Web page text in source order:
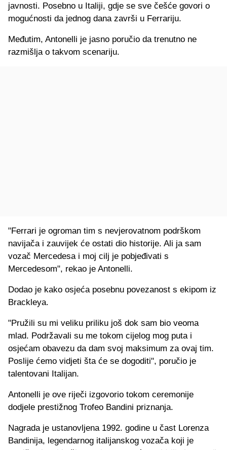
javnosti. Posebno u Italiji, gdje se sve češće govori o
mogućnosti da jednog dana završi u Ferrariju.
Međutim, Antonelli je jasno poručio da trenutno ne
razmišlja o takvom scenariju.
"Ferrari je ogroman tim s nevjerovatnom podrškom
navijača i zauvijek će ostati dio historije. Ali ja sam
vozač Mercedesa i moj cilj je pobjeđivati s
Mercedesom", rekao je Antonelli.
Dodao je kako osjeća posebnu povezanost s ekipom iz
Brackleya.
"Pružili su mi veliku priliku još dok sam bio veoma
mlad. Podržavali su me tokom cijelog mog puta i
osjećam obavezu da dam svoj maksimum za ovaj tim.
Poslije ćemo vidjeti šta će se dogoditi", poručio je
talentovani Italijan.
Antonelli je ove riječi izgovorio tokom ceremonije
dodjele prestižnog Trofeo Bandini priznanja.
Nagrada je ustanovljena 1992. godine u čast Lorenza
Bandinija, legendarnog italijanskog vozača koji je